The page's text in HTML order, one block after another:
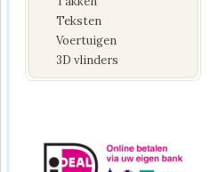
Teksten
Voertuigen
3D vlinders